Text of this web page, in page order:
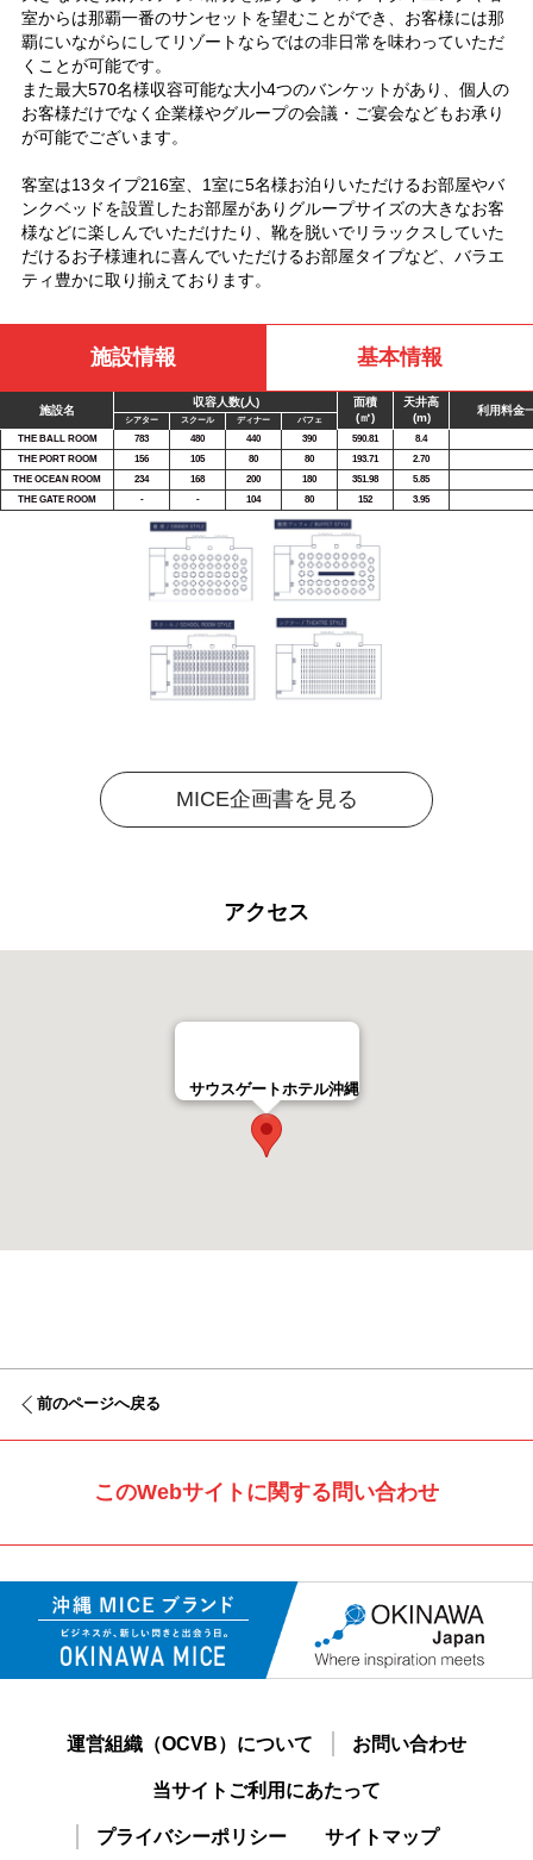
室からは那覇一番のサンセットを望むことができ、お客様には那
覇にいながらにしてリゾートならではの非日常を味わっていただ
くことが可能です。
また最大570名様収容可能な大小4つのバンケットがあり、個人の
お客様だけでなく企業様やグループの会議・ご宴会などもお承り
が可能でございます。
客室は13タイプ216室、1室に5名様お泊りいただけるお部屋やバ
ンクベッドを設置したお部屋がありグループサイズの大きなお客
様などに楽しんでいただけたり、靴を脱いでリラックスしていた
だけるお子様連れに喜んでいただけるお部屋タイプなど、バラエ
ティ豊かに取り揃えております。
施設情報 基本情報
施設名
収容人数(人)
面積
(㎡)
天井高
(m)
利用料金
シアター スクール ディナー バフェ
THE BALL ROOM 783 480 440 390 590.81
8.4
THE PORT ROOM
156 105 80 80 193.71
2.70
THE OCEAN ROOM
234 168 200 180 351.98
5.85
THE GATE ROOM
- - 104 80 152 3.95
MICE企画書を見る
アクセス
サウスゲートホテル沖縄
前のページへ戻る
このWebサイトに関する問い合わせ
運営組織（OCVB）について お問い合わせ
当サイトご利用にあたって
プライバシーポリシー サイトマップ